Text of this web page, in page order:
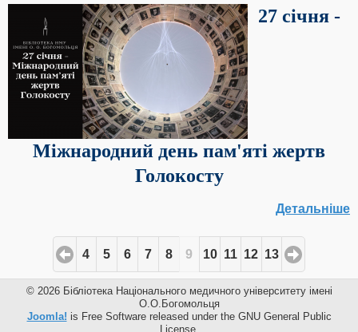
27 січня -
Міжнародний день пам'яті жертв
Голокосту
Детальніше
4 5 6 7 8 9 10 11 12 13
© 2026 Бібліотека Національного медичного університету імені
О.О.Богомольця
Joomla! is Free Software released under the GNU General Public
License.